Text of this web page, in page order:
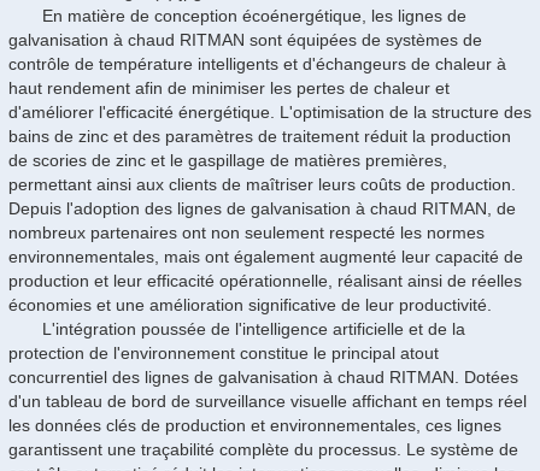
En matière de conception écoénergétique, les lignes de
galvanisation à chaud RITMAN sont équipées de systèmes de
contrôle de température intelligents et d'échangeurs de chaleur à
haut rendement afin de minimiser les pertes de chaleur et
d'améliorer l'efficacité énergétique. L'optimisation de la structure des
bains de zinc et des paramètres de traitement réduit la production
de scories de zinc et le gaspillage de matières premières,
permettant ainsi aux clients de maîtriser leurs coûts de production.
Depuis l'adoption des lignes de galvanisation à chaud RITMAN, de
nombreux partenaires ont non seulement respecté les normes
environnementales, mais ont également augmenté leur capacité de
production et leur efficacité opérationnelle, réalisant ainsi de réelles
économies et une amélioration significative de leur productivité.
L'intégration poussée de l'intelligence artificielle et de la
protection de l'environnement constitue le principal atout
concurrentiel des lignes de galvanisation à chaud RITMAN. Dotées
d'un tableau de bord de surveillance visuelle affichant en temps réel
les données clés de production et environnementales, ces lignes
garantissent une traçabilité complète du processus. Le système de